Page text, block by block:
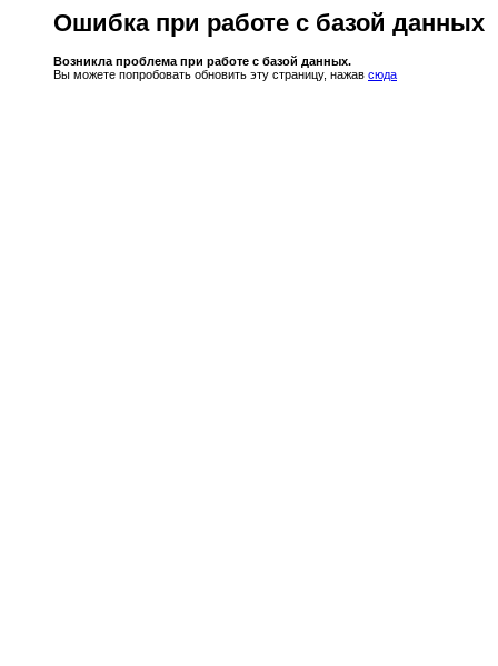
Ошибка при работе с базой данных
Возникла проблема при работе с базой данных.
Вы можете попробовать обновить эту страницу, нажав сюда